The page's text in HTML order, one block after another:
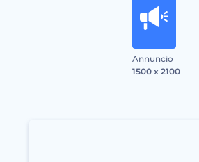
Annuncio
1500 x 2100